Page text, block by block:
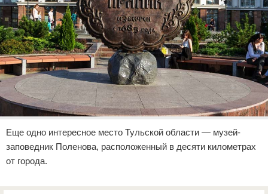
Еще одно интересное место Тульской области — музей-
заповедник Поленова, расположенный в десяти километрах
от города.